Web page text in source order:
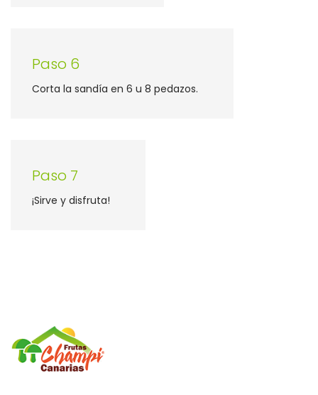
Paso 6
Corta la sandía en 6 u 8 pedazos.
Paso 7
¡Sirve y disfruta!